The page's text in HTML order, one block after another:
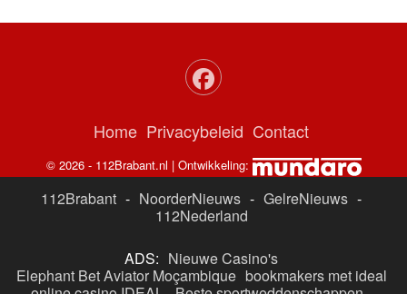
Home Privacybeleid Contact
© 2026 - 112Brabant.nl | Ontwikkeling:
112Brabant - NoorderNieuws - GelreNieuws -
112Nederland
ADS: Nieuwe Casino's
Elephant Bet Aviator Moçambique bookmakers met ideal